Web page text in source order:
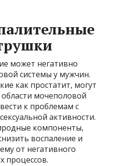
может негативно
системы у мужчин.
как простатит, могут
мочеполовой
к проблемам с
активности.
компоненты,
воспаление и
от негативного
процессов.